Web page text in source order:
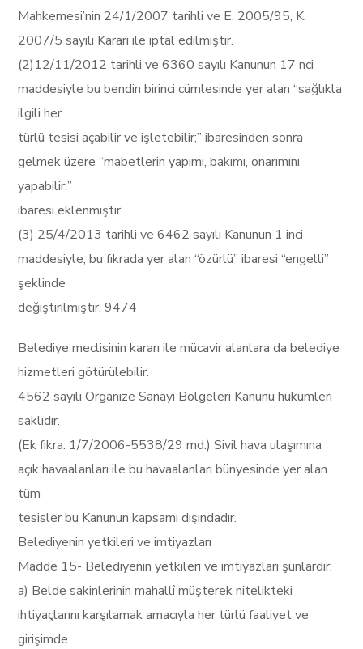
Mahkemesi’nin 24/1/2007 tarihli ve E. 2005/95, K.
2007/5 sayılı Kararı ile iptal edilmiştir.
(2)12/11/2012 tarihli ve 6360 sayılı Kanunun 17 nci
maddesiyle bu bendin birinci cümlesinde yer alan “sağlıkla
ilgili her
türlü tesisi açabilir ve işletebilir;” ibaresinden sonra
gelmek üzere “mabetlerin yapımı, bakımı, onarımını
yapabilir;”
ibaresi eklenmiştir.
(3) 25/4/2013 tarihli ve 6462 sayılı Kanunun 1 inci
maddesiyle, bu fıkrada yer alan “özürlü” ibaresi “engelli”
şeklinde
değiştirilmiştir. 9474
Belediye meclisinin kararı ile mücavir alanlara da belediye
hizmetleri götürülebilir.
4562 sayılı Organize Sanayi Bölgeleri Kanunu hükümleri
saklıdır.
(Ek fıkra: 1/7/2006-5538/29 md.) Sivil hava ulaşımına
açık havaalanları ile bu havaalanları bünyesinde yer alan
tüm
tesisler bu Kanunun kapsamı dışındadır.
Belediyenin yetkileri ve imtiyazları
Madde 15- Belediyenin yetkileri ve imtiyazları şunlardır:
a) Belde sakinlerinin mahallî müşterek nitelikteki
ihtiyaçlarını karşılamak amacıyla her türlü faaliyet ve
girişimde